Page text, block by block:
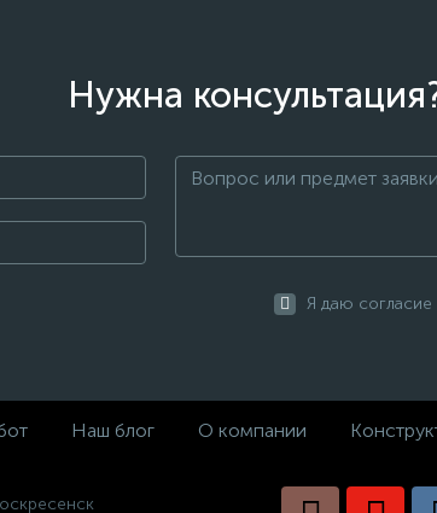
Нужна
Я даю согласие
Наш блог О компании